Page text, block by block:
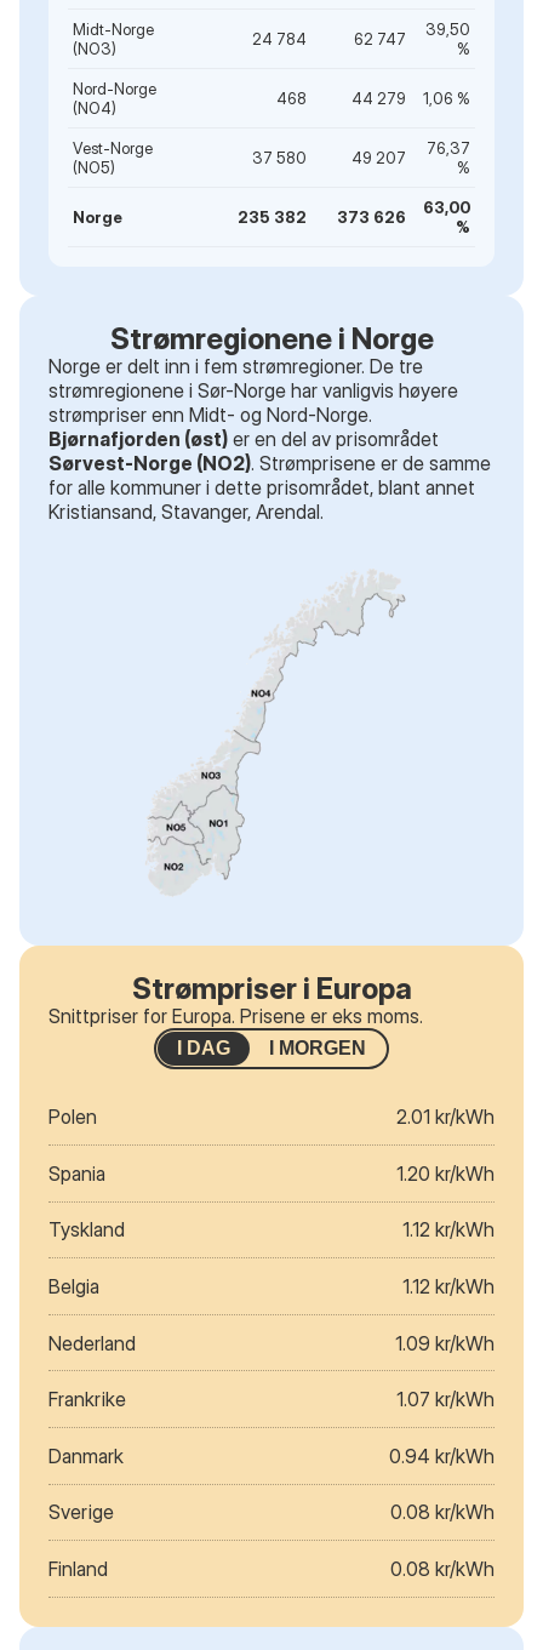
Midt-Norge
(NO3)
24 784 62 747
39,50
%
Nord-Norge
(NO4)
468 44 279 1,06 %
Vest-Norge
(NO5)
37 580 49 207
76,37
%
Norge 235 382 373 626
63,00
%
Strømregionene i Norge
Norge er delt inn i fem strømregioner. De tre
strømregionene i Sør-Norge har vanligvis høyere
strømpriser enn Midt- og Nord-Norge.
Bjørnafjorden (øst) er en del av prisområdet
Sørvest-Norge (NO2). Strømprisene er de samme
for alle kommuner i dette prisområdet, blant annet
Kristiansand, Stavanger, Arendal.
Strømpriser i Europa
Snittpriser for Europa. Prisene er eks moms.
I DAG I MORGEN
Polen 2.01 kr/kWh
Spania 1.20 kr/kWh
Tyskland 1.12 kr/kWh
Belgia 1.12 kr/kWh
Nederland 1.09 kr/kWh
Frankrike 1.07 kr/kWh
Danmark 0.94 kr/kWh
Sverige 0.08 kr/kWh
Finland 0.08 kr/kWh